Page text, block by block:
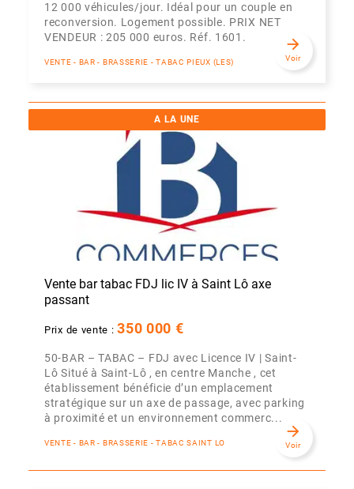
12 000 véhicules/jour. Idéal pour un couple en
reconversion. Logement possible. PRIX NET
VENDEUR : 205 000 euros. Réf. 1601.
VENTE - BAR - BRASSERIE - TABAC PIEUX (LES)
arrow_forward
Voir
A LA UNE
Vente bar tabac FDJ lic IV à Saint Lô axe
passant
Prix de vente :350 000 €
50-BAR – TABAC – FDJ avec Licence IV | Saint-
Lô Situé à Saint-Lô , en centre Manche , cet
établissement bénéficie d’un emplacement
stratégique sur un axe de passage, avec parking
à proximité et un environnement commerc...
VENTE - BAR - BRASSERIE - TABAC SAINT LO
arrow_forward
Voir